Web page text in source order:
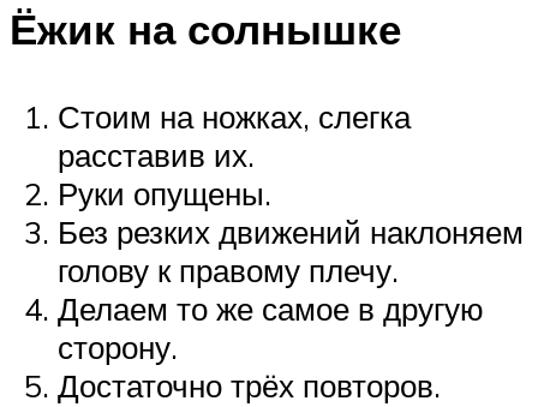
Ёжик на солнышке
Стоим на ножках, слегка
расставив их.
Руки опущены.
Без резких движений наклоняем
голову к правому плечу.
Делаем то же самое в другую
сторону.
Достаточно трёх повторов.